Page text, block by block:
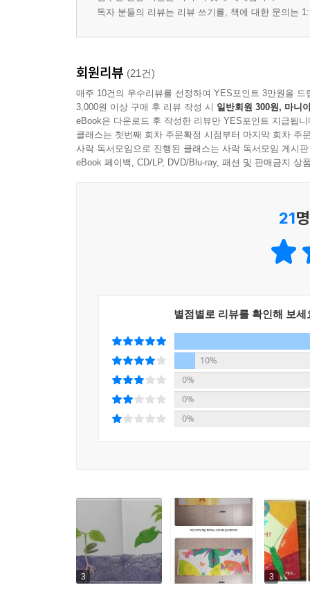
독자 분들의 리뷰는 리뷰 쓰기를, 책에 대한 문의는
회원리뷰 (21건)
매주 10건의 우수리뷰를 선정하여 YES포인트 3만원을 드
3,000원 이상 구매 후 리뷰 작성 시 일반회원 300원, 마니
eBook은 다운로드 후 작성한 리뷰만 YES포인트 지급됩니
클래스는 첫번째 회차 주문확정 시점부터 마지막 회차 주
사락 독서모임으로 진행된 클래스는 사락 독서모임 게시
eBook 페이백, CD/LP, DVD/Blu-ray, 패션 및 판매금지 상
21
별점별로 리뷰를 확인해 보세
10%
0%
0%
0%
3 3